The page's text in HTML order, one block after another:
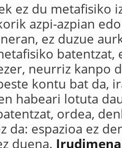
ez du metafisiko
azpi-azpian
ez duzue
batentzat,
neurriz kanpo
kontu bat da,
habeari lotuta
ordea,
da: espazioa ez
duena.